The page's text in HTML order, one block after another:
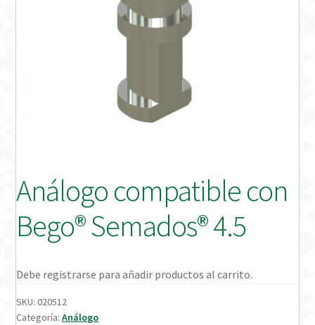
Instrucciones de uso (ESP)
Mi cuenta
On-line Store
Productos Favoritos
Uso previsto
Análogo compatible con
Bego® Semados® 4.5
Debe registrarse para añadir productos al carrito.
SKU:020512
Categoría:Análogo